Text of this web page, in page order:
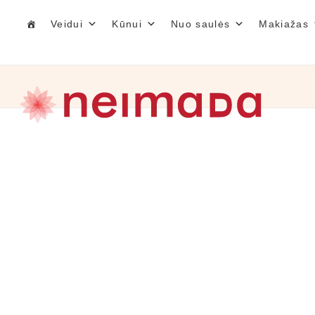
Veidui Kūnui Nuo saulės Makiažas